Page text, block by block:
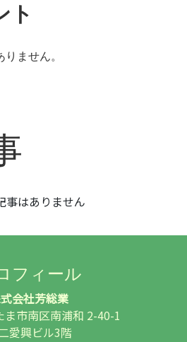
ト
ません。
事はありません
フィール
会社芳総業
ま市南区南浦和 2-40-1
愛興ビル3階